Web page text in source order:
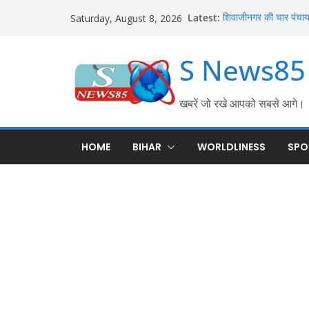
Saturday, August 8, 2026 Latest: शिवाजीनगर की चार
बल्लीपुर में महिला की
एफएसएल टीम ने जुटाए
जुलाई के हमले में कई लोग
शराब तस्करी पर सख्त
S News85
खबरें जो रखे आपको सबसे आगे।
HOME BIHAR WORLDLINESS